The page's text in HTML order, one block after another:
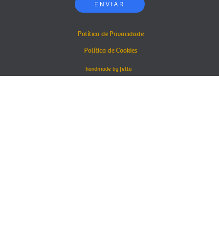
ENVIAR
Política de Privacidade
Política de Cookies
handmade by fella